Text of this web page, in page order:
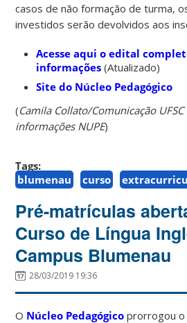
casos de não formação de turma,
investidos serão devolvidos aos
Acesse aqui o edital
informações (Atualizado)
Site do Núcleo Pedagógico
(Camila Collato/Comunicação
informações NUPE)
Tags:
blumenau
curso
Pré-matrículas
Curso de Língua
Campus Blumenau
28/03/2019 19:36
O Núcleo Pedagógico prorrogou o